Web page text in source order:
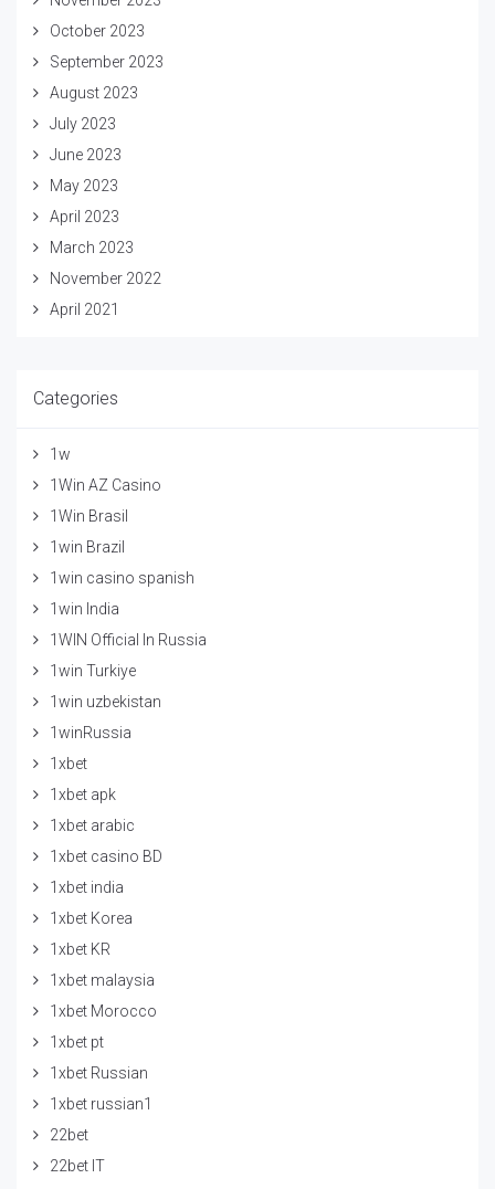
October 2023
September 2023
August 2023
July 2023
June 2023
May 2023
April 2023
March 2023
November 2022
April 2021
Categories
1w
1Win AZ Casino
1Win Brasil
1win Brazil
1win casino spanish
1win India
1WIN Official In Russia
1win Turkiye
1win uzbekistan
1winRussia
1xbet
1xbet apk
1xbet arabic
1xbet casino BD
1xbet india
1xbet Korea
1xbet KR
1xbet malaysia
1xbet Morocco
1xbet pt
1xbet Russian
1xbet russian1
22bet
22bet IT